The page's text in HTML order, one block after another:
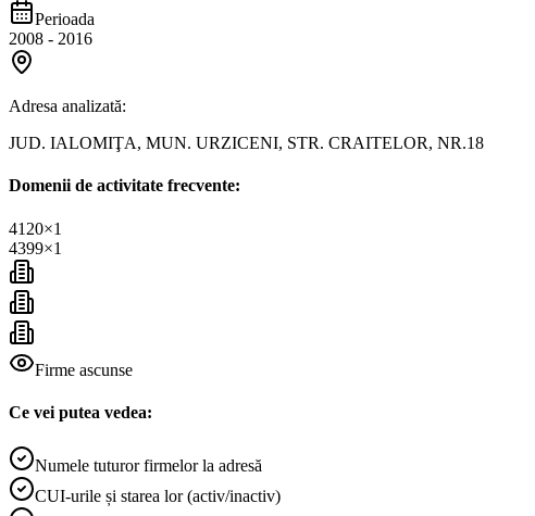
Perioada
2008 - 2016
Adresa analizată:
JUD. IALOMIŢA, MUN. URZICENI, STR. CRAITELOR, NR.18
Domenii de activitate frecvente:
4120×1
4399×1
Firme ascunse
Ce vei putea vedea:
Numele tuturor firmelor la adresă
CUI-urile și starea lor (activ/inactiv)